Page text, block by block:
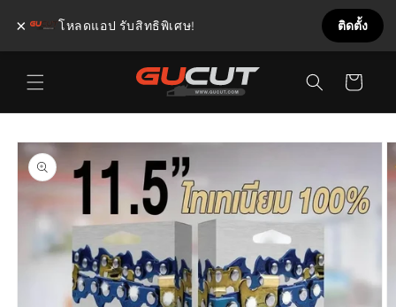
ข้ามไป
ยัง
เนื้อหา
สินค้า
ข้ามไป
ยังข้อมูล
สินค้า
× โหลดแอป รับสิทธิพิเศษ! ติดตั้ง